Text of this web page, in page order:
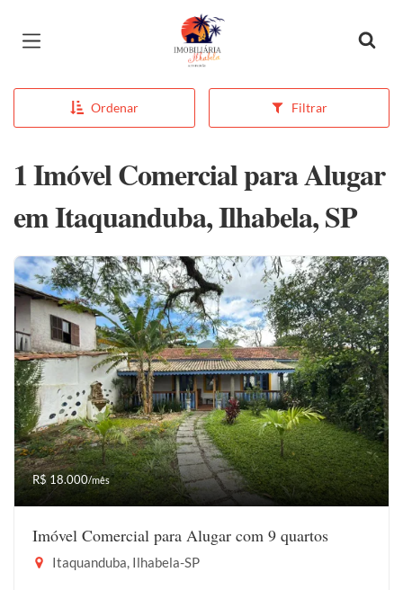
Página inicial
Ordenar Filtrar
1 Imóvel Comercial para Alugar
em Itaquanduba, Ilhabela, SP
R$ 18.000/mês
Imóvel Comercial para Alugar com 9 quartos
Itaquanduba, Ilhabela-SP